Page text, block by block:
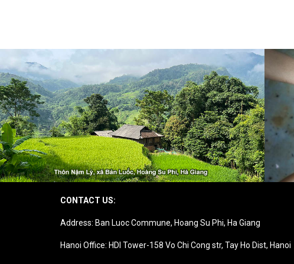
CONTACT US:
Address: Ban Luoc Commune, Hoang Su Phi, Ha Giang
Hanoi Office: HDI Tower-158 Vo Chi Cong str, Tay Ho Dist, Hanoi